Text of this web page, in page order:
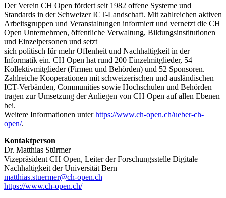
Der Verein CH Open fördert seit 1982 offene Systeme und
Standards in der Schweizer ICT-Landschaft. Mit zahlreichen aktiven
Arbeitsgruppen und Veranstaltungen informiert und vernetzt die CH
Open Unternehmen, öffentliche Verwaltung, Bildungsinstitutionen
und Einzelpersonen und setzt
sich politisch für mehr Offenheit und Nachhaltigkeit in der
Informatik ein. CH Open hat rund 200 Einzelmitglieder, 54
Kollektivmitglieder (Firmen und Behörden) und 52 Sponsoren.
Zahlreiche Kooperationen mit schweizerischen und ausländischen
ICT-Verbänden, Communities sowie Hochschulen und Behörden
tragen zur Umsetzung der Anliegen von CH Open auf allen Ebenen
bei.
Weitere Informationen unterhttps://www.ch-open.ch/ueber-ch-
open/.
Kontaktperson
Dr. Matthias Stürmer
Vizepräsident CH Open, Leiter der Forschungsstelle Digitale
Nachhaltigkeit der Universität Bern
matthias.stuermer@ch-open.ch
https://www.ch-open.ch/